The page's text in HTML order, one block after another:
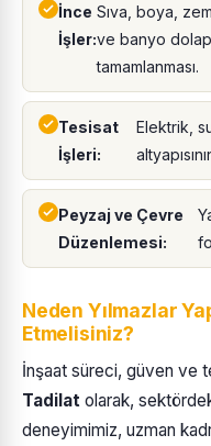
İnce
İşler:
Sıva, boya,
ve banyo
tamamlanması.
Tesisat
İşleri:
Elektrik,
Peyzaj ve Çevre
Düzenlemesi:
Neden Yılmazlar
Etmelisiniz?
İnşaat süreci, güven ve
Tadilat olarak,
deneyimimiz, uzman